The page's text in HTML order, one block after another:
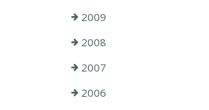
2009
2008
2007
2006